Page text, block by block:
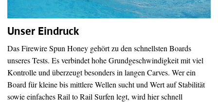
Unser Eindruck
Das Firewire Spun Honey gehört zu den schnellsten Boards
unseres Tests. Es verbindet hohe Grundgeschwindigkeit mit viel
Kontrolle und überzeugt besonders in langen Carves. Wer ein
Board für kleine bis mittlere Wellen sucht und Wert auf Stabilität
sowie einfaches Rail to Rail Surfen legt, wird hier schnell